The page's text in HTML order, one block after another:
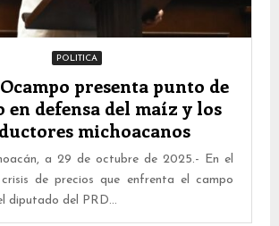
POLITICA
presenta punto de
en defensa del maíz y los
michoacanos
a 29 de octubre de 2025.- En el
de precios que enfrenta el campo
diputado del PRD...